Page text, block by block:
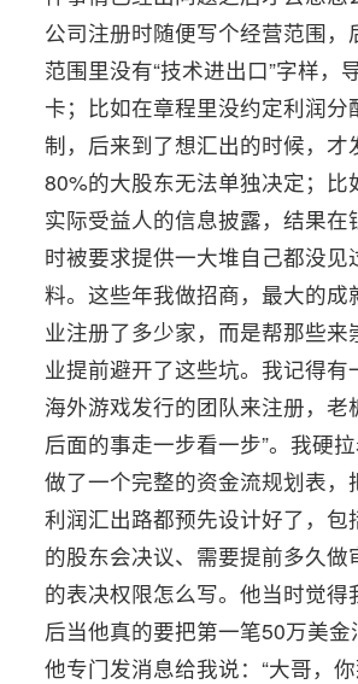
公司注册时随便写个经营范围，
范围里没有“技术进出口”字样，
卡；比如在章程里没约定利润分
制，后来到了想汇出的时候，才
80%的大股东无法单独决定；比
实际受益人的信息披露，结果在
时被要求提供一大堆自己都没见
料。这些年我做招商，最大的成
业注册了多少家，而是帮那些来
业提前避开了这些坑。我记得有
海外游戏发行的团队来注册，老
后面的事走一步看一步”。我硬
做了一个完整的资金流规划表，
利润汇出路都预先设计好了，包
的股东会决议、需要提前多久做
的表决权限怎么写。他当时觉得
后当他真的要把第一笔50万美金
他专门发消息给我说：“大哥，